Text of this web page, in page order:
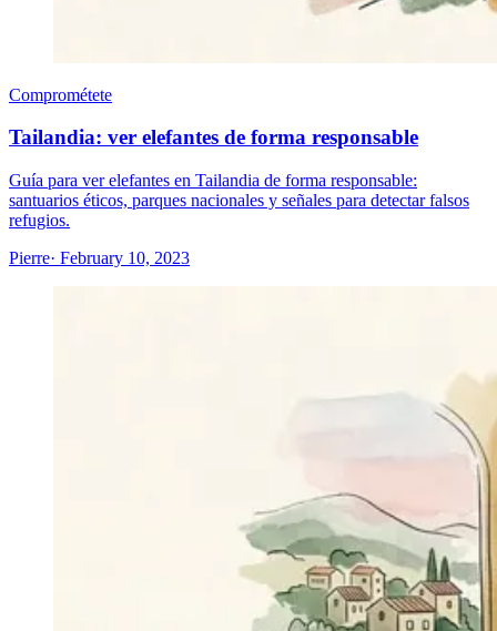
Comprométete
Tailandia: ver elefantes de forma responsable
Guía para ver elefantes en Tailandia de forma responsable:
santuarios éticos, parques nacionales y señales para detectar falsos
refugios.
Pierre· February 10, 2023